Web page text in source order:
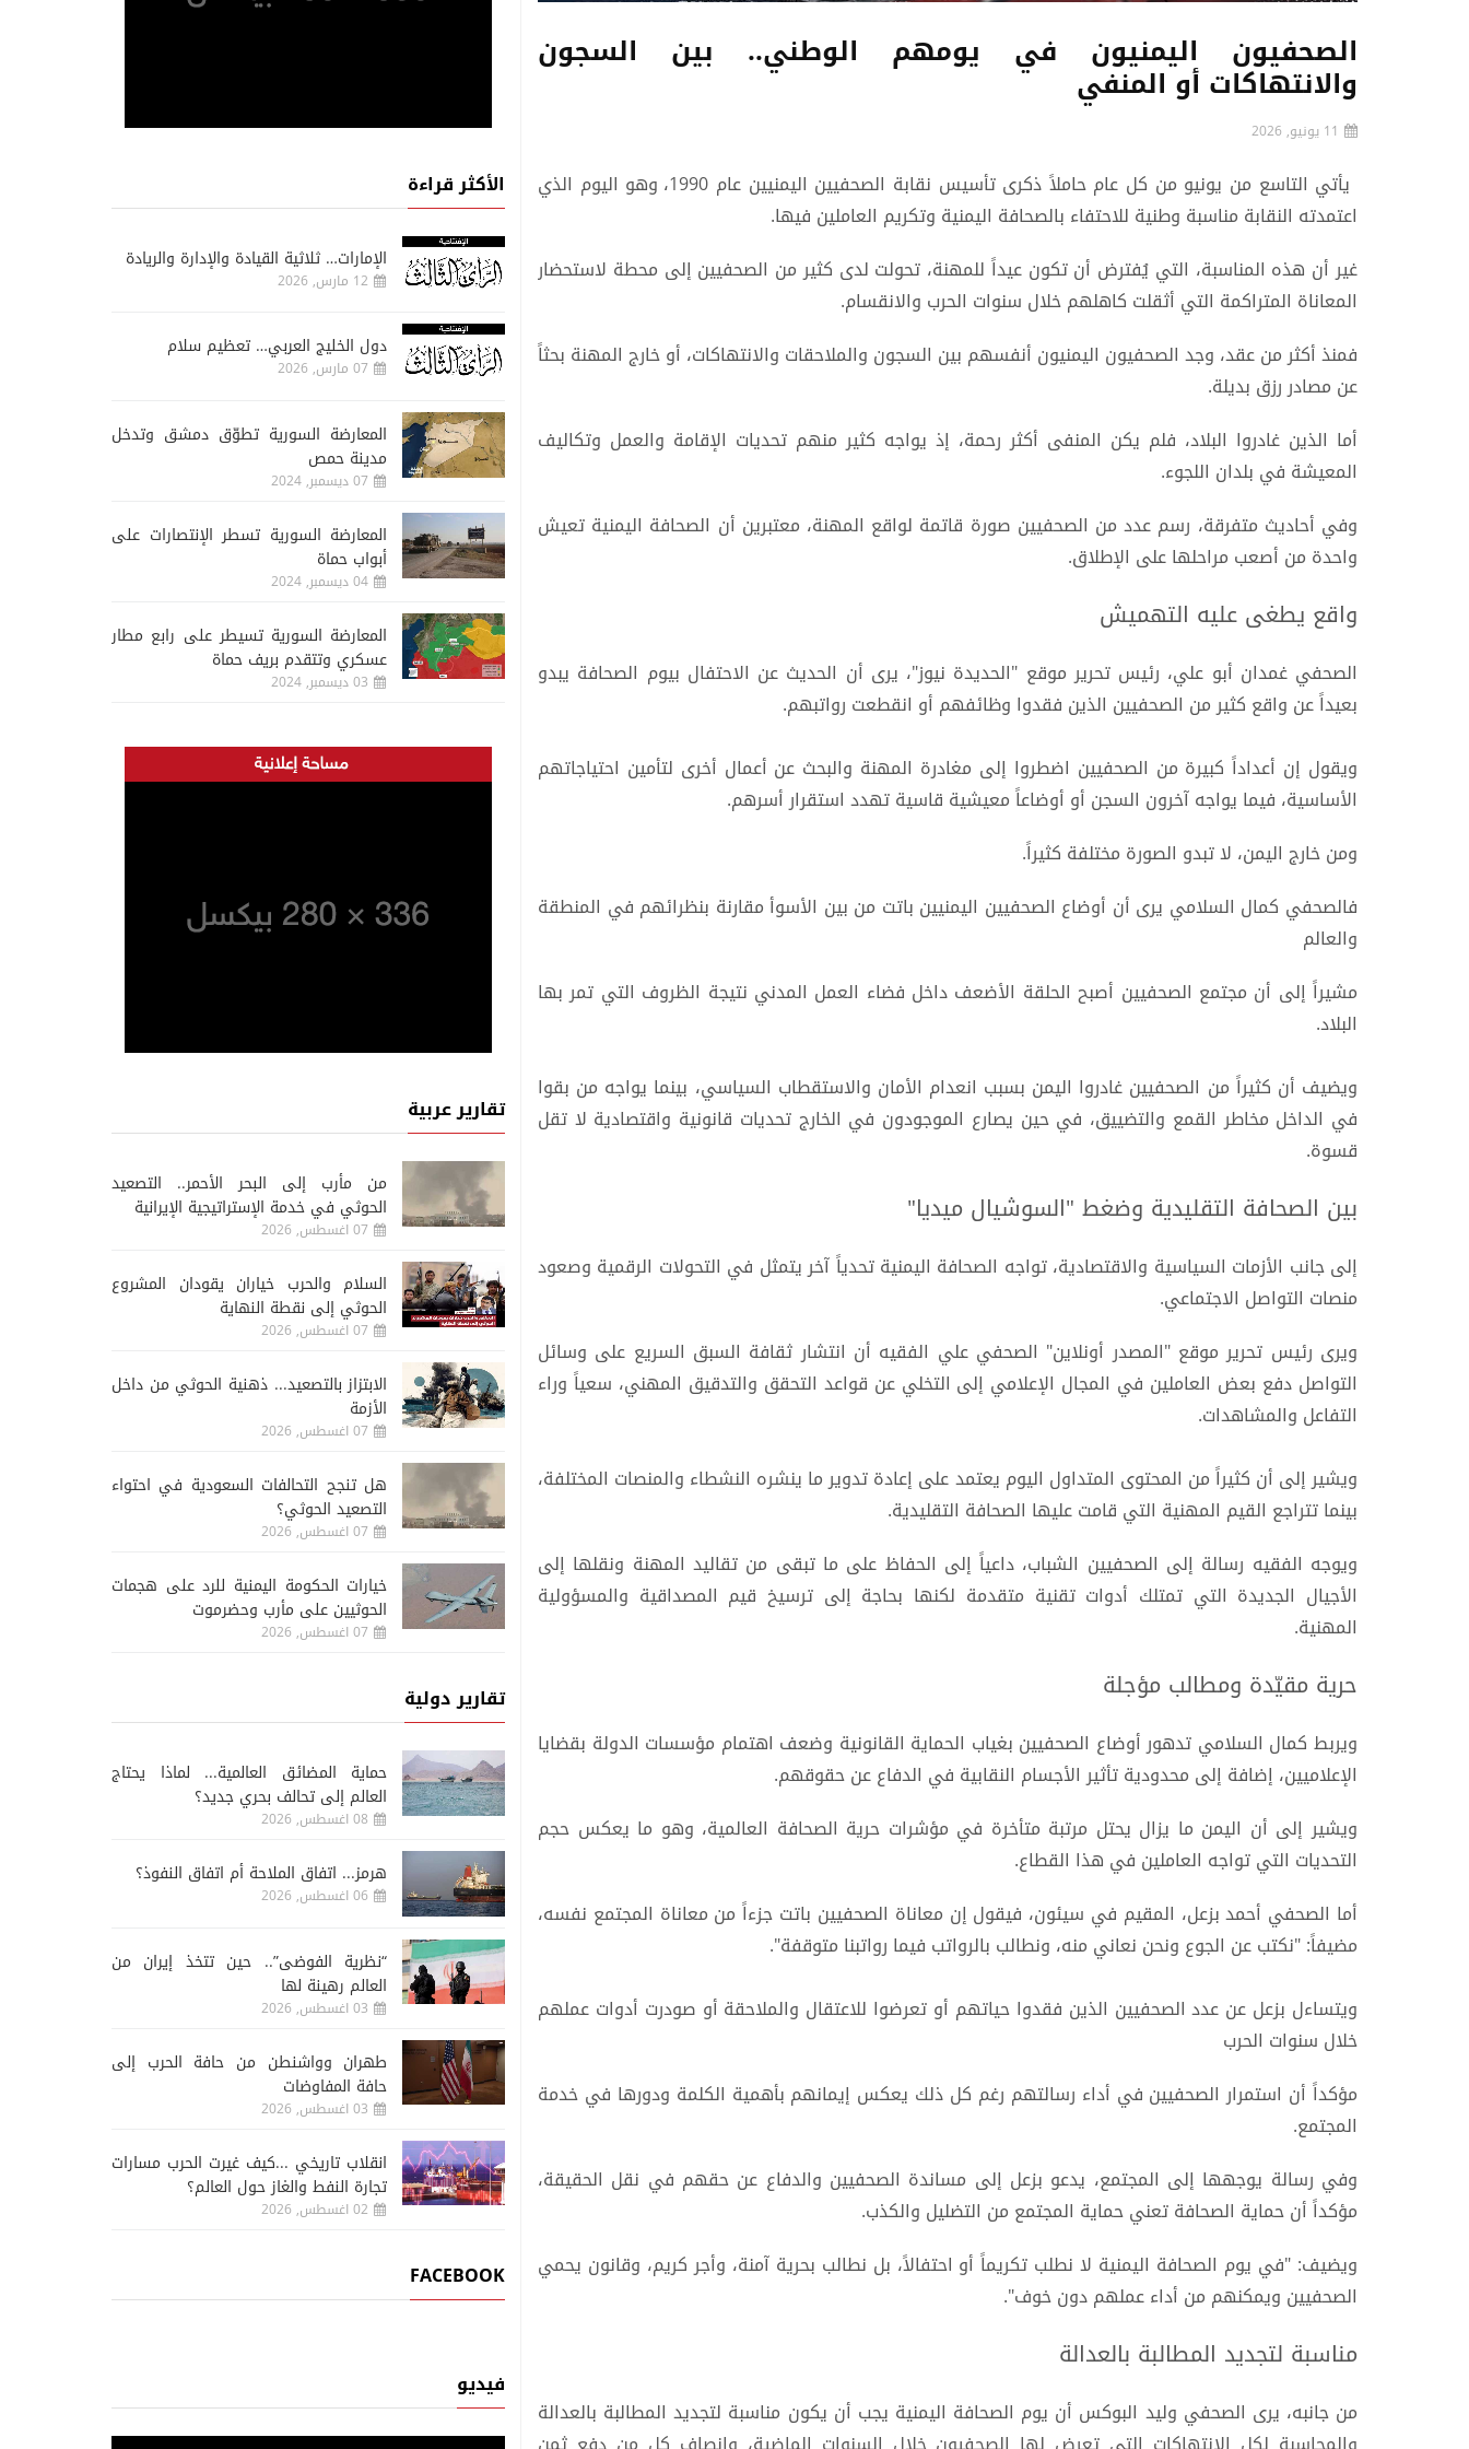
الصحفيون اليمنيون في يومهم الوطني.. بين السجون
والانتهاكات أو المنفي
11 يونيو, 2026
يأتي التاسع من يونيو من كل عام حاملاً ذكرى تأسيس نقابة الصحفيين اليمنيين عام 1990، وهو اليوم الذي
اعتمدته النقابة مناسبة وطنية للاحتفاء بالصحافة اليمنية وتكريم العاملين فيها.
غير أن هذه المناسبة، التي يُفترض أن تكون عيداً للمهنة، تحولت لدى كثير من الصحفيين إلى محطة لاستحضار
المعاناة المتراكمة التي أثقلت كاهلهم خلال سنوات الحرب والانقسام.
فمنذ أكثر من عقد، وجد الصحفيون اليمنيون أنفسهم بين السجون والملاحقات والانتهاكات، أو خارج المهنة بحثاً
عن مصادر رزق بديلة.
أما الذين غادروا البلاد، فلم يكن المنفى أكثر رحمة، إذ يواجه كثير منهم تحديات الإقامة والعمل وتكاليف
المعيشة في بلدان اللجوء.
وفي أحاديث متفرقة، رسم عدد من الصحفيين صورة قاتمة لواقع المهنة، معتبرين أن الصحافة اليمنية تعيش
واحدة من أصعب مراحلها على الإطلاق.
واقع يطغى عليه التهميش
الصحفي غمدان أبو علي، رئيس تحرير موقع "الحديدة نيوز"، يرى أن الحديث عن الاحتفال بيوم الصحافة يبدو
بعيداً عن واقع كثير من الصحفيين الذين فقدوا وظائفهم أو انقطعت رواتبهم.
ويقول إن أعداداً كبيرة من الصحفيين اضطروا إلى مغادرة المهنة والبحث عن أعمال أخرى لتأمين احتياجاتهم
الأساسية، فيما يواجه آخرون السجن أو أوضاعاً معيشية قاسية تهدد استقرار أسرهم.
ومن خارج اليمن، لا تبدو الصورة مختلفة كثيراً.
فالصحفي كمال السلامي يرى أن أوضاع الصحفيين اليمنيين باتت من بين الأسوأ مقارنة بنظرائهم في المنطقة
والعالم
مشيراً إلى أن مجتمع الصحفيين أصبح الحلقة الأضعف داخل فضاء العمل المدني نتيجة الظروف التي تمر بها
البلاد.
ويضيف أن كثيراً من الصحفيين غادروا اليمن بسبب انعدام الأمان والاستقطاب السياسي، بينما يواجه من بقوا
في الداخل مخاطر القمع والتضييق، في حين يصارع الموجودون في الخارج تحديات قانونية واقتصادية لا تقل
قسوة.
بين الصحافة التقليدية وضغط "السوشيال ميديا"
إلى جانب الأزمات السياسية والاقتصادية، تواجه الصحافة اليمنية تحدياً آخر يتمثل في التحولات الرقمية وصعود
منصات التواصل الاجتماعي.
ويرى رئيس تحرير موقع "المصدر أونلاين" الصحفي علي الفقيه أن انتشار ثقافة السبق السريع على وسائل
التواصل دفع بعض العاملين في المجال الإعلامي إلى التخلي عن قواعد التحقق والتدقيق المهني، سعياً وراء
التفاعل والمشاهدات.
ويشير إلى أن كثيراً من المحتوى المتداول اليوم يعتمد على إعادة تدوير ما ينشره النشطاء والمنصات المختلفة،
بينما تتراجع القيم المهنية التي قامت عليها الصحافة التقليدية.
ويوجه الفقيه رسالة إلى الصحفيين الشباب، داعياً إلى الحفاظ على ما تبقى من تقاليد المهنة ونقلها إلى
الأجيال الجديدة التي تمتلك أدوات تقنية متقدمة لكنها بحاجة إلى ترسيخ قيم المصداقية والمسؤولية
المهنية.
حرية مقيّدة ومطالب مؤجلة
ويربط كمال السلامي تدهور أوضاع الصحفيين بغياب الحماية القانونية وضعف اهتمام مؤسسات الدولة بقضايا
الإعلاميين، إضافة إلى محدودية تأثير الأجسام النقابية في الدفاع عن حقوقهم.
ويشير إلى أن اليمن ما يزال يحتل مرتبة متأخرة في مؤشرات حرية الصحافة العالمية، وهو ما يعكس حجم
التحديات التي تواجه العاملين في هذا القطاع.
أما الصحفي أحمد بزعل، المقيم في سيئون، فيقول إن معاناة الصحفيين باتت جزءاً من معاناة المجتمع نفسه،
مضيفاً: "نكتب عن الجوع ونحن نعاني منه، ونطالب بالرواتب فيما رواتبنا متوقفة".
ويتساءل بزعل عن عدد الصحفيين الذين فقدوا حياتهم أو تعرضوا للاعتقال والملاحقة أو صودرت أدوات عملهم
خلال سنوات الحرب
مؤكداً أن استمرار الصحفيين في أداء رسالتهم رغم كل ذلك يعكس إيمانهم بأهمية الكلمة ودورها في خدمة
المجتمع.
وفي رسالة يوجهها إلى المجتمع، يدعو بزعل إلى مساندة الصحفيين والدفاع عن حقهم في نقل الحقيقة،
مؤكداً أن حماية الصحافة تعني حماية المجتمع من التضليل والكذب.
ويضيف: "في يوم الصحافة اليمنية لا نطلب تكريماً أو احتفالاً، بل نطالب بحرية آمنة، وأجر كريم، وقانون يحمي
الصحفيين ويمكنهم من أداء عملهم دون خوف".
مناسبة لتجديد المطالبة بالعدالة
من جانبه، يرى الصحفي وليد البوكس أن يوم الصحافة اليمنية يجب أن يكون مناسبة لتجديد المطالبة بالعدالة
الأكثر قراءة
الإمارات… ثلاثية القيادة والإدارة والريادة
12 مارس, 2026
دول الخليج العربي… تعظيم سلام
07 مارس, 2026
المعارضة السورية تطوّق دمشق وتدخل
مدينة حمص
07 ديسمبر, 2024
المعارضة السورية تسطر الإنتصارات على
أبواب حماة
04 ديسمبر, 2024
المعارضة السورية تسيطر على رابع مطار
عسكري وتتقدم بريف حماة
03 ديسمبر, 2024
تقارير عربية
من مأرب إلى البحر الأحمر.. التصعيد
الحوثي في خدمة الإستراتيجية الإيرانية
07 اغسطس, 2026
السلام والحرب خياران يقودان المشروع
الحوثي إلى نقطة النهاية
07 اغسطس, 2026
الابتزاز بالتصعيد... ذهنية الحوثي من داخل
الأزمة
07 اغسطس, 2026
هل تنجح التحالفات السعودية في احتواء
التصعيد الحوثي؟
07 اغسطس, 2026
خيارات الحكومة اليمنية للرد على هجمات
الحوثيين على مأرب وحضرموت
07 اغسطس, 2026
تقارير دولية
حماية المضائق العالمية... لماذا يحتاج
العالم إلى تحالف بحري جديد؟
08 اغسطس, 2026
هرمز... اتفاق الملاحة أم اتفاق النفوذ؟
06 اغسطس, 2026
“نظرية الفوضى”.. حين تتخذ إيران من
العالم رهينة لها
03 اغسطس, 2026
طهران وواشنطن من حافة الحرب إلى
حافة المفاوضات
03 اغسطس, 2026
انقلاب تاريخي ...كيف غيرت الحرب مسارات
تجارة النفط والغاز حول العالم؟
02 اغسطس, 2026
FACEBOOK
فيديو